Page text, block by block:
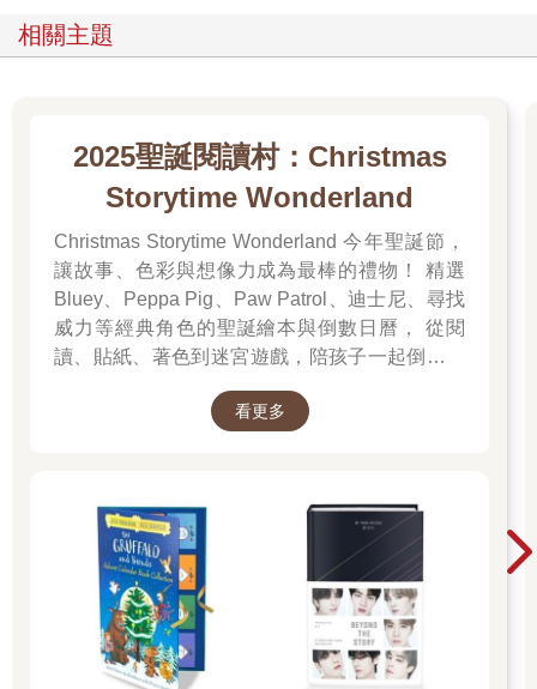
相關主題
2025聖誕閱讀村：Christmas
Storytime Wonderland
Christmas Storytime Wonderland 今年聖誕節，
讓故事、色彩與想像力成為最棒的禮物！ 精選
Bluey、Peppa Pig、Paw Patrol、迪士尼、尋找
威力等經典角色的聖誕繪本與倒數日曆， 從閱
讀、貼紙、著色到迷宮遊戲，陪孩子一起倒數歡
滿的驚喜與節慶溫度， Read it, Play it, Feel the
看更多